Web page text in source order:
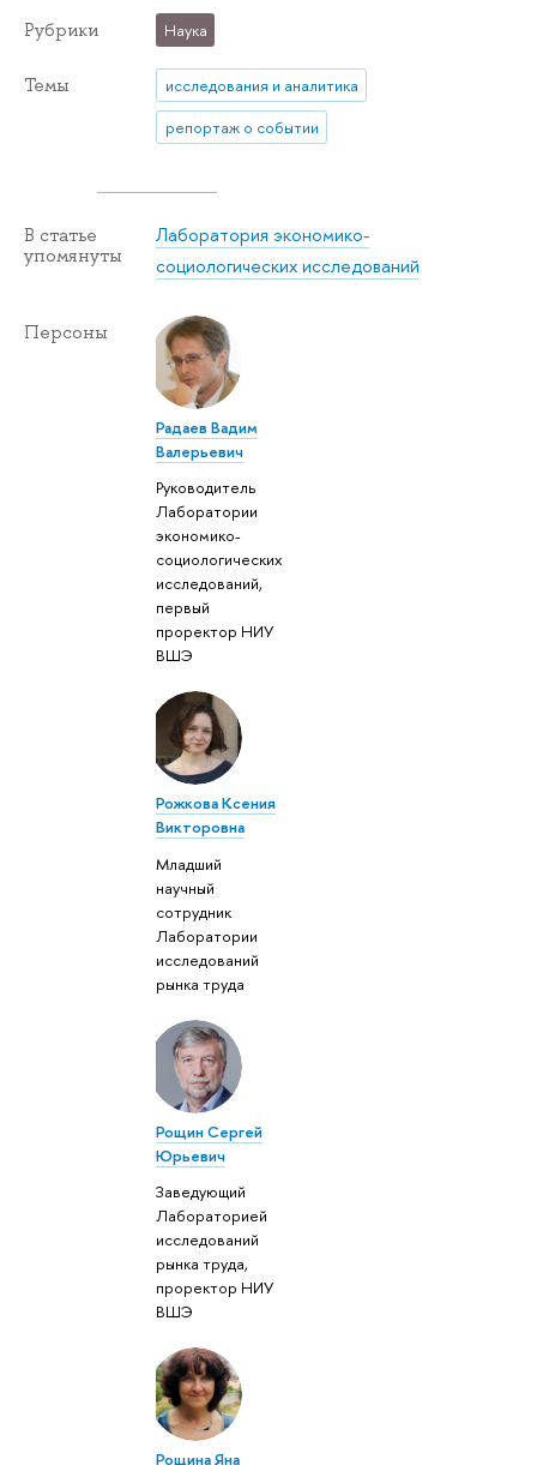
Рубрики Наука
Темы
исследования и аналитика
репортаж о событии
В статье
упомянуты
Лаборатория экономико-
социологических исследований
Персоны
Радаев Вадим
Валерьевич
Руководитель
Лаборатории
экономико-
социологических
исследований,
первый
проректор НИУ
ВШЭ
Рожкова Ксения
Викторовна
Младший
научный
сотрудник
Лаборатории
исследований
рынка труда
Рощин Сергей
Юрьевич
Заведующий
Лабораторией
исследований
рынка труда,
проректор НИУ
ВШЭ
Рощина Яна